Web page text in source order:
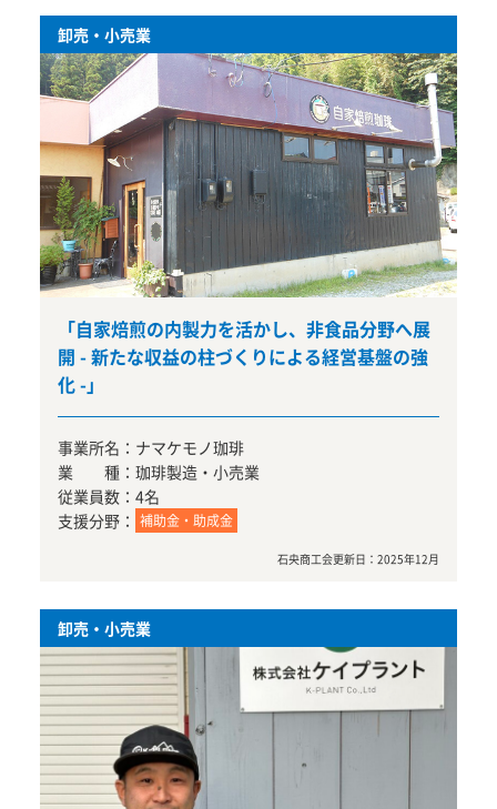
卸売・小売業
「自家焙煎の内製力を活かし、非食品分野へ展
開 - 新たな収益の柱づくりによる経営基盤の強
化 -」
事業所名： ナマケモノ珈琲
業 種： 珈琲製造・小売業
従業員数： 4名
支援分野： 補助金・助成金
石央商工会更新日： 2025年12月
卸売・小売業